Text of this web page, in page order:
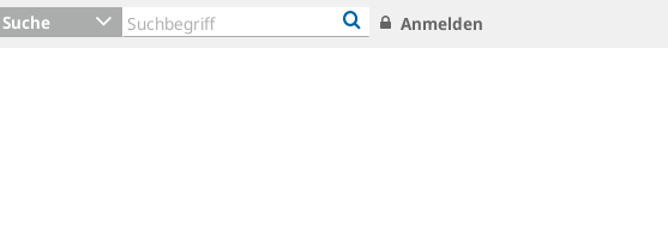
Suche Anmelden